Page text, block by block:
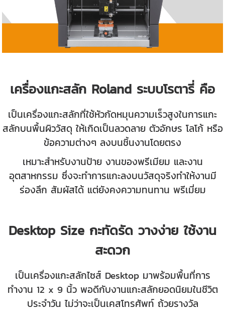
เครื่องแกะสลัก Roland ระบบโรตารี่ คือ
เป็นเครื่องแกะสลักที่ใช้หัวกัดหมุนความเร็วสูงในการแกะ
สลักบนพื้นผิววัสดุ ให้เกิดเป็นลวดลาย ตัวอักษร โลโก้ หรือ
ข้อความต่างๆ ลงบนชิ้นงานโดยตรง
เหมาะสำหรับงานป้าย งานของพรีเมียม และงาน
อุตสาหกรรม ซึ่งจะทำการแกะลงบนวัสดุจริงทำให้งานมี
ร่องลึก สัมผัสได้ แต่ยังคงความทนทาน พรีเมี่ยม
Desktop Size กะทัดรัด วางง่าย ใช้งาน
สะดวก
เป็นเครื่องแกะสลักไซส์ Desktop มาพร้อมพื้นที่การ
ทำงาน 12 x 9 นิ้ว พอดีกับงานแกะสลักยอดนิยมในชีวิต
ประจำวัน ไม่ว่าจะเป็นเคสโทรศัพท์ ถ้วยรางวัล